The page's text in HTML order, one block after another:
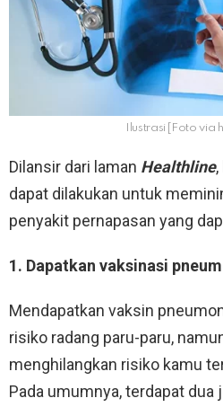
Ilustrasi [Foto via
Dilansir dari laman Healthline
dapat dilakukan untuk
penyakit pernapasan yang
1. Dapatkan vaksinasi
Mendapatkan vaksin
risiko radang paru-paru,
menghilangkan risiko kamu
Pada umumnya, terdapat